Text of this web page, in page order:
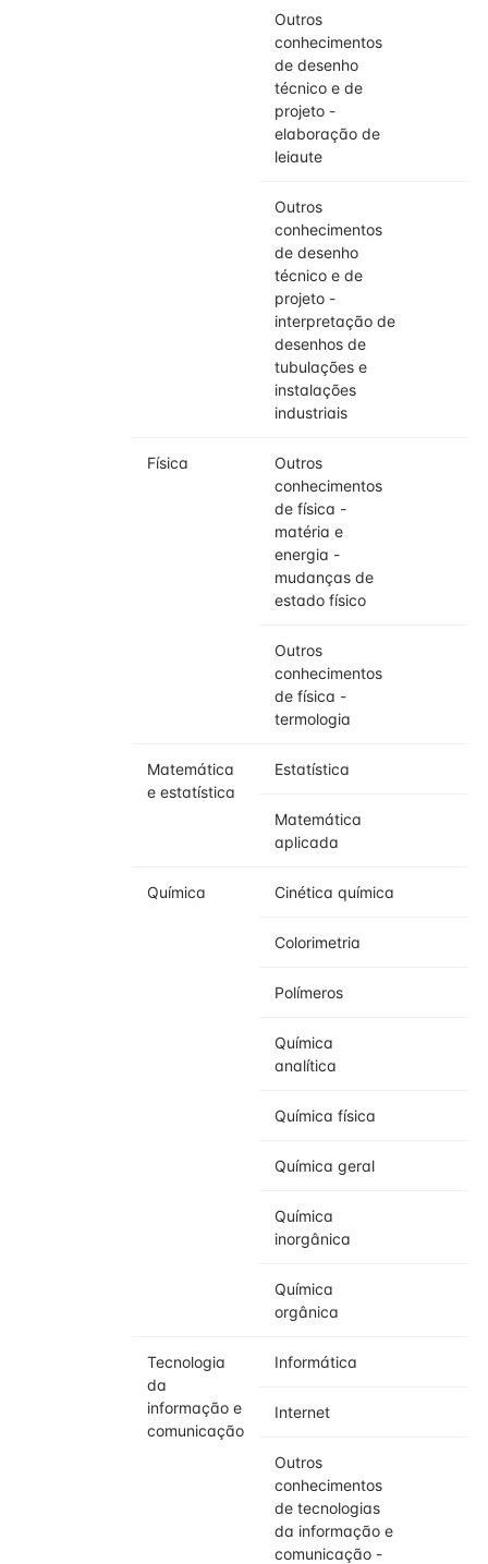
Outros
conhecimentos
de desenho
técnico e de
projeto -
elaboração de
leiaute
Outros
conhecimentos
de desenho
técnico e de
projeto -
interpretação de
desenhos de
tubulações e
instalações
industriais
Física
Outros
conhecimentos
de física -
matéria e
energia -
mudanças de
estado físico
Outros
conhecimentos
de física -
termologia
Matemática
e estatística
Estatística
Matemática
aplicada
Química Cinética química
Colorimetria
Polímeros
Química
analítica
Química física
Química geral
Química
inorgânica
Química
orgânica
Tecnologia
da
informação e
comunicação
Informática
Internet
Outros
conhecimentos
de tecnologias
da informação e
comunicação -